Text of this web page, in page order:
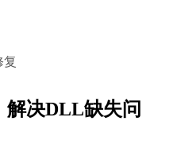
复
解决DLL缺失问